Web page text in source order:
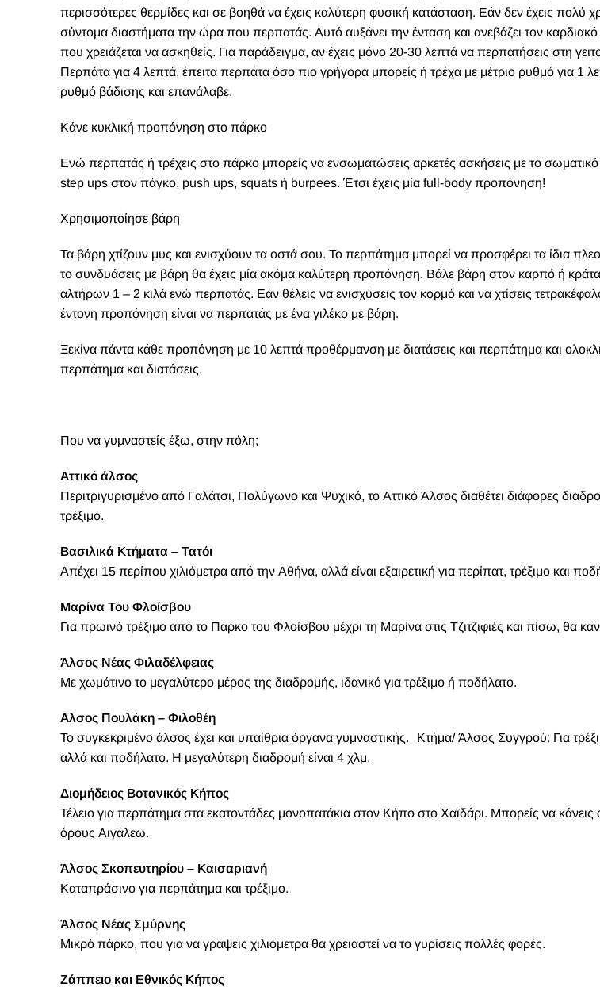
περισσότερες θερμίδες και σε βοηθά να έχεις καλύτερη φυσική κατάσταση. Εάν δεν έχεις πολύ
σύντομα διαστήματα την ώρα που περπατάς. Αυτό αυξάνει την ένταση και ανεβάζει τον
που χρειάζεται να ασκηθείς. Για παράδειγμα, αν έχεις μόνο 20-30 λεπτά να περπατήσεις στη
Περπάτα για 4 λεπτά, έπειτα περπάτα όσο πιο γρήγορα μπορείς ή τρέχα με μέτριο ρυθμό για 1
ρυθμό βάδισης και επανάλαβε.
Κάνε κυκλική προπόνηση στο πάρκο
Ενώ περπατάς ή τρέχεις στο πάρκο μπορείς να ενσωματώσεις αρκετές ασκήσεις με το
step ups στον πάγκο, push ups, squats ή burpees. Έτσι έχεις μία full-body προπόνηση!
Χρησιμοποίησε βάρη
Τα βάρη χτίζουν μυς και ενισχύουν τα οστά σου. Το περπάτημα μπορεί να προσφέρει τα ίδια
το συνδυάσεις με βάρη θα έχεις μία ακόμα καλύτερη προπόνηση. Βάλε βάρη στον καρπό ή
αλτήρων 1 – 2 κιλά ενώ περπατάς. Εάν θέλεις να ενισχύσεις τον κορμό και να χτίσεις
έντονη προπόνηση είναι να περπατάς με ένα γιλέκο με βάρη.
Ξεκίνα πάντα κάθε προπόνηση με 10 λεπτά προθέρμανση με διατάσεις και περπάτημα και
περπάτημα και διατάσεις.
Που να γυμναστείς έξω, στην πόλη;
Αττικό άλσος
Περιτριγυρισμένο από Γαλάτσι, Πολύγωνο και Ψυχικό, το Αττικό Άλσος διαθέτει διάφορες
τρέξιμο.
Βασιλικά Κτήματα – Τατόι
Απέχει 15 περίπου χιλιόμετρα από την Αθήνα, αλλά είναι εξαιρετική για περίπατ, τρέξιμο και
Μαρίνα Του Φλοίσβου
Για πρωινό τρέξιμο από το Πάρκο του Φλοίσβου μέχρι τη Μαρίνα στις Τζιτζιφιές και πίσω, θα
Άλσος Νέας Φιλαδέλφειας
Με χωμάτινο το μεγαλύτερο μέρος της διαδρομής, ιδανικό για τρέξιμο ή ποδήλατο.
Αλσος Πουλάκη – Φιλοθέη
Το συγκεκριμένο άλσος έχει και υπαίθρια όργανα γυμναστικής. Κτήμα/ Άλσος Συγγρού: Για
αλλά και ποδήλατο. Η μεγαλύτερη διαδρομή είναι 4 χλμ.
Διομήδειος Βοτανικός Κήπος
Τέλειο για περπάτημα στα εκατοντάδες μονοπατάκια στον Κήπο στο Χαϊδάρι. Μπορείς να
όρους Αιγάλεω.
Άλσος Σκοπευτηρίου – Καισαριανή
Καταπράσινο για περπάτημα και τρέξιμο.
Άλσος Νέας Σμύρνης
Μικρό πάρκο, που για να γράψεις χιλιόμετρα θα χρειαστεί να το γυρίσεις πολλές φορές.
Ζάππειο και Εθνικός Κήπος